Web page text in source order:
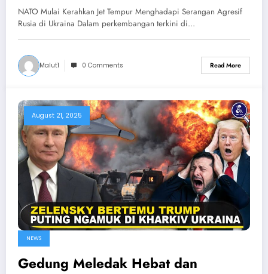
Hancurkan Ukraina & NATO
NATO Mulai Kerahkan Jet Tempur Menghadapi Serangan Agresif
Rusia di Ukraina Dalam perkembangan terkini di…
Malut1 0 Comments Read More
August 21, 2025
NEWS
Gedung Meledak Hebat dan